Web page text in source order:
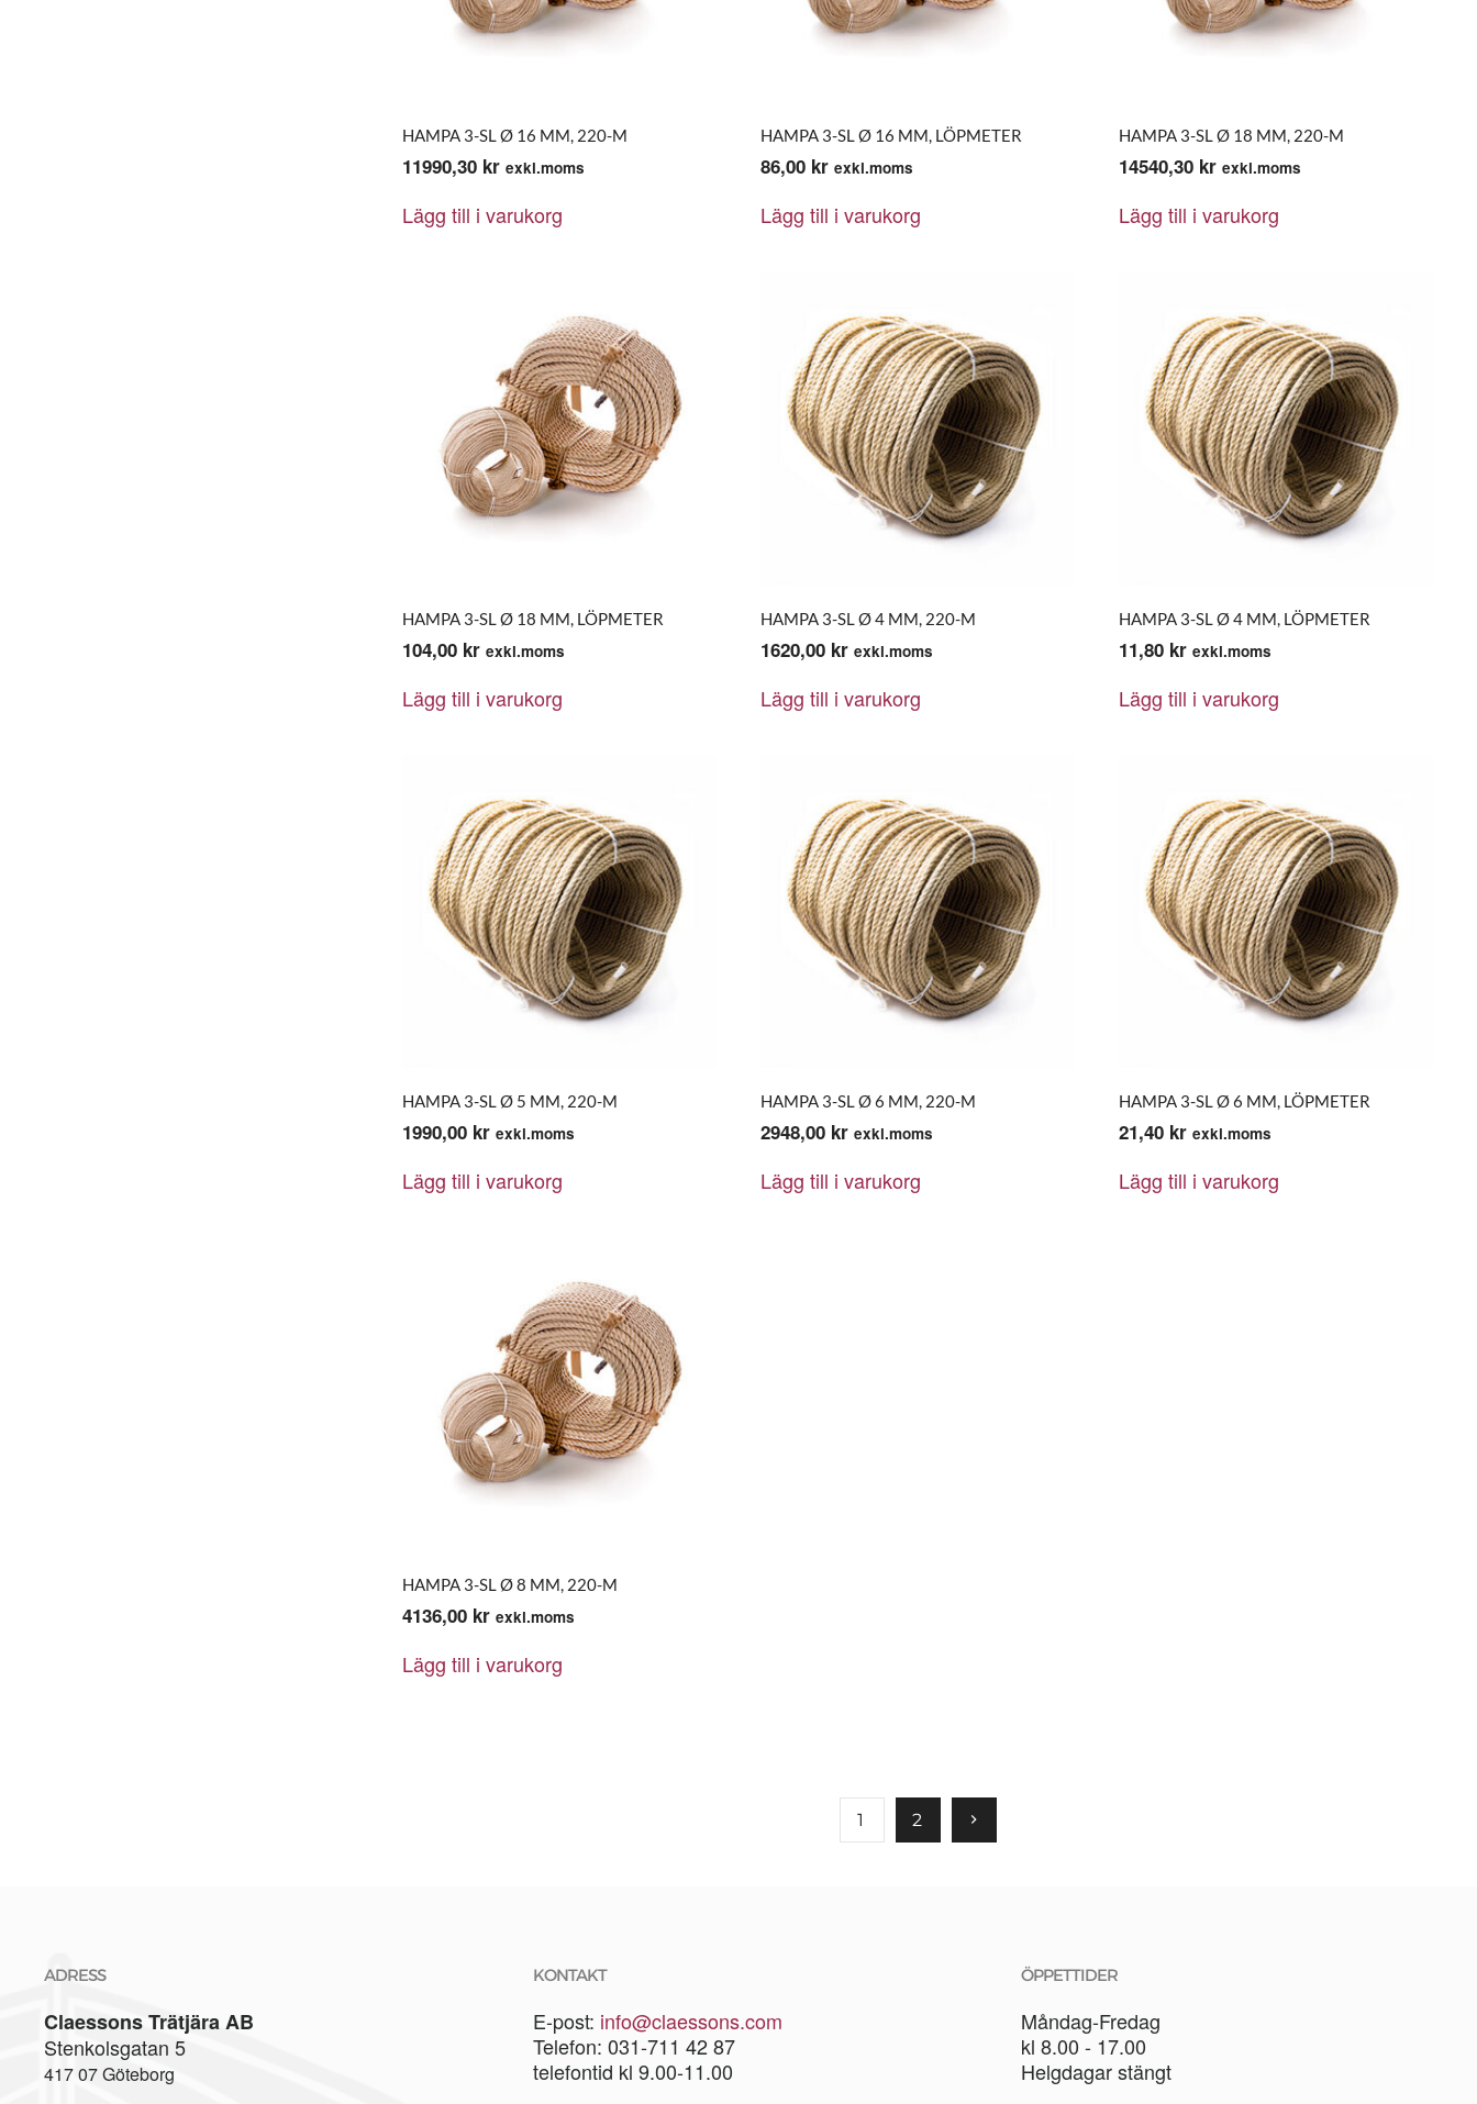
HAMPA 3-SL Ø 16 MM, 220-M
11990,30 kr exkl.moms
Lägg till i varukorg
HAMPA 3-SL Ø 16 MM, LÖPMETER
86,00 kr exkl.moms
Lägg till i varukorg
HAMPA 3-SL Ø 18 MM, 220-M
14540,30 kr exkl.moms
Lägg till i varukorg
HAMPA 3-SL Ø 18 MM, LÖPMETER
104,00 kr exkl.moms
Lägg till i varukorg
HAMPA 3-SL Ø 4 MM, 220-M
1620,00 kr exkl.moms
Lägg till i varukorg
HAMPA 3-SL Ø 4 MM, LÖPMETER
11,80 kr exkl.moms
Lägg till i varukorg
HAMPA 3-SL Ø 5 MM, 220-M
1990,00 kr exkl.moms
Lägg till i varukorg
HAMPA 3-SL Ø 6 MM, 220-M
2948,00 kr exkl.moms
Lägg till i varukorg
HAMPA 3-SL Ø 6 MM, LÖPMETER
21,40 kr exkl.moms
Lägg till i varukorg
HAMPA 3-SL Ø 8 MM, 220-M
4136,00 kr exkl.moms
Lägg till i varukorg
1 2
ADRESS
Claessons Trätjära AB
Stenkolsgatan 5
417 07 Göteborg
KONTAKT
E-post: info@claessons.com
Telefon: 031-711 42 87
telefontid kl 9.00-11.00
ÖPPETTIDER
Måndag-Fredag
kl 8.00 - 17.00
Helgdagar stängt